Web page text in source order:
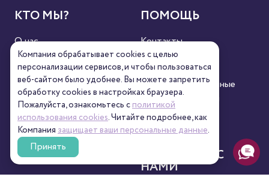
КТО МЫ?
О нас
Новости
Сертификаты
Пресса
Кофейни
ПОМОЩЬ
Контакты
Реквизиты
Полезное
Персональные данные
Пользовательский
контент
СЕРВИС СВЯЖИТЕСЬ С
НАМИ
Компания обрабатывает cookies с целью
персонализации сервисов, и чтобы пользоваться
веб-сайтом было удобнее. Вы можете запретить
обработку сookies в настройках браузера.
Пожалуйста, ознакомьтесь сполитикой
использования cookies. Читайте подробнее, как
Компания защищает ваши персональные данные.
Принять